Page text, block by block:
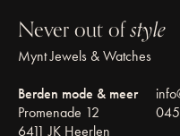
Never out ofstyle
Mynt Jewels & Watches
Berden mode & meer
Promenade 12
6411 JK Heerlen